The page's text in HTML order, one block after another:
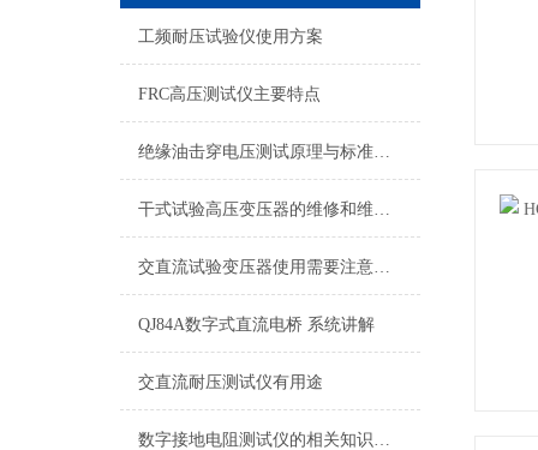
工频耐压试验仪使用方案
FRC高压测试仪主要特点
绝缘油击穿电压测试原理与标准步骤
干式试验高压变压器的维修和维护工作以及选购标准
交直流试验变压器使用需要注意什么？
QJ84A数字式直流电桥 系统讲解
交直流耐压测试仪有用途
数字接地电阻测试仪的相关知识普及